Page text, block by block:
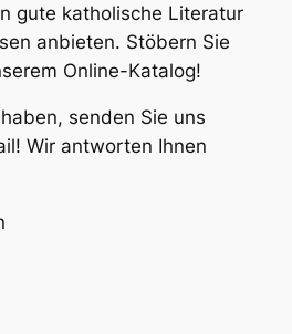
gute katholische Literatur
anbieten. Stöbern Sie
Online-Katalog!
senden Sie uns
Wir antworten Ihnen